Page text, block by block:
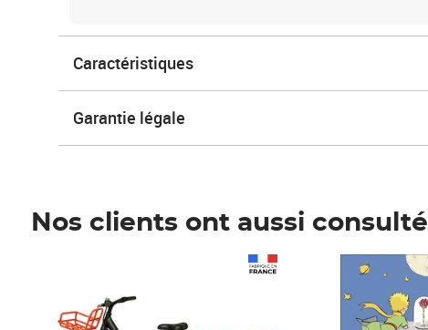
Caractéristiques
Garantie légale
Nos clients ont aussi consulté
Prix 7,50€